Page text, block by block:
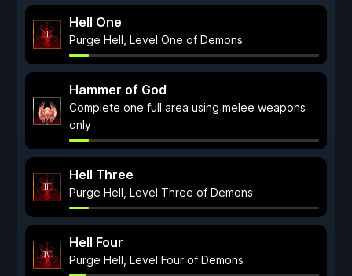
Hell One
Purge Hell, Level One of Demons
Hammer of God
Complete one full area using melee weapons
only
Hell Three
Purge Hell, Level Three of Demons
Hell Four
Purge Hell, Level Four of Demons